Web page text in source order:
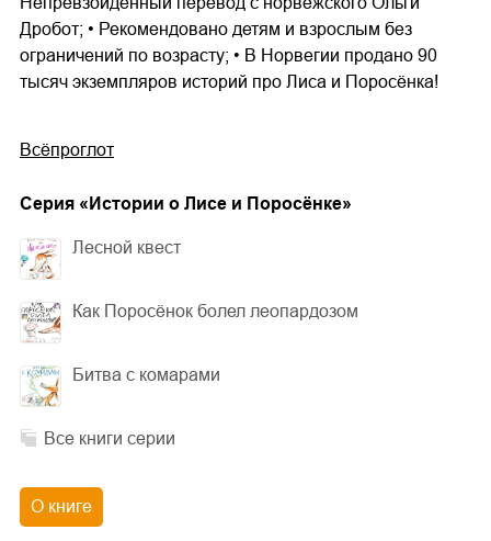
Дробот; • Рекомендовано детям и взрослым без
ограничений по возрасту; • В Норвегии продано 90
тысяч экземпляров историй про Лиса и Поросёнка!
Всёпроглот
Cерия « Истории о Лисе и Поросёнке»
Лесной квест
Как Поросёнок болел леопардозом
Битва с комарами
Все книги серии
О книге